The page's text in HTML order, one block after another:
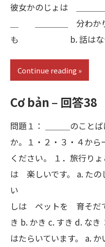
彼女かのじょは ＿＿
＿ ＿＿＿＿ 分わかり
も b. 話は
Continue reading
Cơ bản – 回答38
問題１： ＿＿＿のこと
か。１・２・３・４か
ください。 １．旅行り
は 楽しいです。 a. たの
い d. うるさ
しは ペットを 育そだ
き b. かき c. すき d. な
はたらいています。 a.